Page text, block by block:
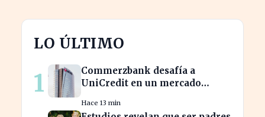
LO ÚLTIMO
1
Commerzbank desafía a
UniCredit en un mercado
inversión
Hace 13 min